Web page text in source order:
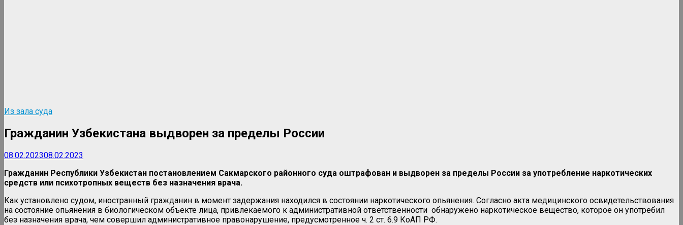
Из зала суда
Гражданин Узбекистана выдворен за пределы России
08.02.202308.02.2023
Гражданин Республики Узбекистан постановлением Сакмарского районного суда оштрафован и выдворен за пределы России за употребление наркотических
средств или психотропных веществ без назначения врача.
Как установлено судом, иностранный гражданин в момент задержания находился в состоянии наркотического опьянения. Согласно акта медицинского освидетельствования
на состояние опьянения в биологическом объекте лица, привлекаемого к административной ответственности обнаружено наркотическое вещество, которое он употребил
без назначения врача, чем совершил административное правонарушение, предусмотренное ч. 2 ст. 6.9 КоАП РФ.